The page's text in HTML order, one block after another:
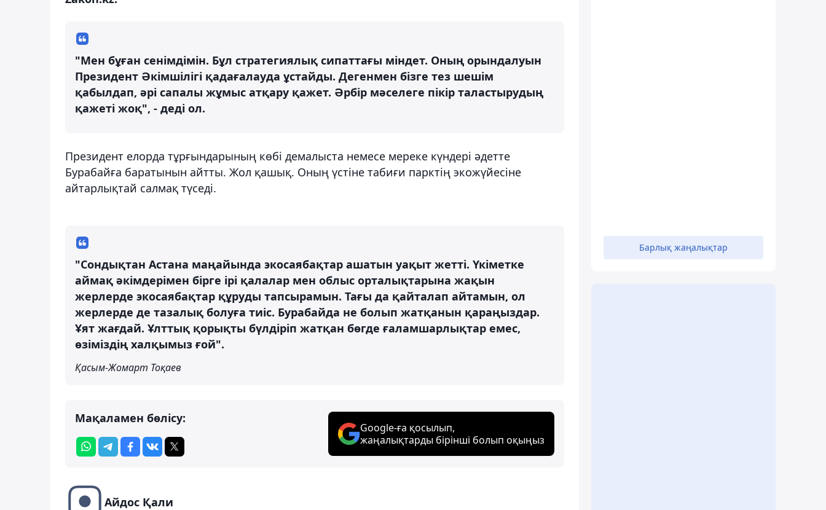
"Мен бұған сенімдімін. Бұл стратегиялық сипаттағы міндет. Оның орындалуын
Президент Әкімшілігі қадағалауда ұстайды. Дегенмен бізге тез шешім
қабылдап, әрі сапалы жұмыс атқару қажет. Әрбір мәселеге пікір таластырудың
қажеті жоқ", - деді ол.
Президент елорда тұрғындарының көбі демалыста немесе мереке күндері әдетте
Бурабайға баратынын айтты. Жол қашық. Оның үстіне табиғи парктің экожүйесіне
айтарлықтай салмақ түседі.
"Сондықтан Астана маңайында экосаябақтар ашатын уақыт жетті. Үкіметке
аймақ әкімдерімен бірге ірі қалалар мен облыс орталықтарына жақын
жерлерде экосаябақтар құруды тапсырамын. Тағы да қайталап айтамын, ол
жерлерде де тазалық болуға тиіс. Бурабайда не болып жатқанын қараңыздар.
Ұят жағдай. Ұлттық қорықты бүлдіріп жатқан бөгде ғаламшарлықтар емес,
өзіміздің халқымыз ғой".
Қасым-Жомарт Тоқаев
Мақаламен бөлісу:
Google-ға қосылып,
жаңалықтарды бірінші болып оқыңыз
Айдос Қали
Барлық жаңалықтар